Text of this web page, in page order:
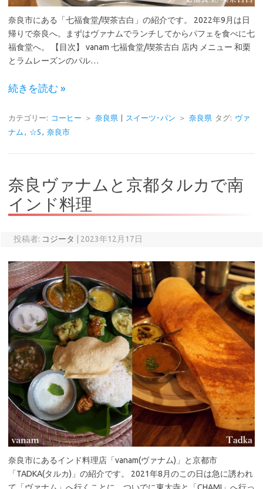
奈良市にある「七福食堂/喫茶古白」の紹介です。 2022年9月は日
帰りで奈良へ。まずはヴァナムでランチしてからパフェを食べに七
福食堂へ。 【目次】 vanam 七福食堂/喫茶古白 店内 メニュー 和栗
とラムレーズンのパル…
続きを読む »
カテゴリー: コーヒー ＞ 奈良県 スイーツ･パン ＞ 奈良県 タグ: ヴァ
ナム , ☆5 , 奈良市
奈良ヴァナムと京都タルカで南
インド料理
投稿者: コジータ 2023年12月17日
奈良市にあるインド料理店「vanam(ヴァナム)」と京都市
「TADKA(タルカ)」の紹介です。 2021年8月のこの日は急に誘われ